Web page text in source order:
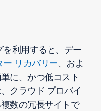
を利用すると、デー
ー リカバリー、およ
に、かつ低コスト
クラウド プロバイ
数の冗長サイトで